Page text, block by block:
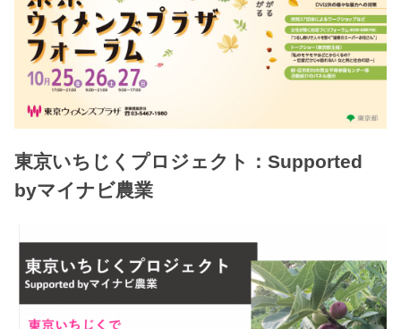
東京いちじくプロジェクト：Supported
byマイナビ農業